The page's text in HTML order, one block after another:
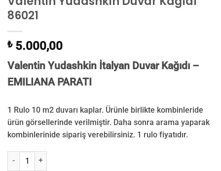
86021
₺5.000,00
Valentin Yudashkin İtalyan Duvar Kağıdı –
EMILIANA PARATI
1 Rulo 10 m2 duvarı kaplar. Ürünle birlikte kombinleride
ürün görsellerinde verilmiştir. Daha sonra arama yaparak
kombinlerinide sipariş verebilirsiniz. 1 rulo fiyatıdır.
Valentin Yudashkin Duvar Kağıdı 86021 adet